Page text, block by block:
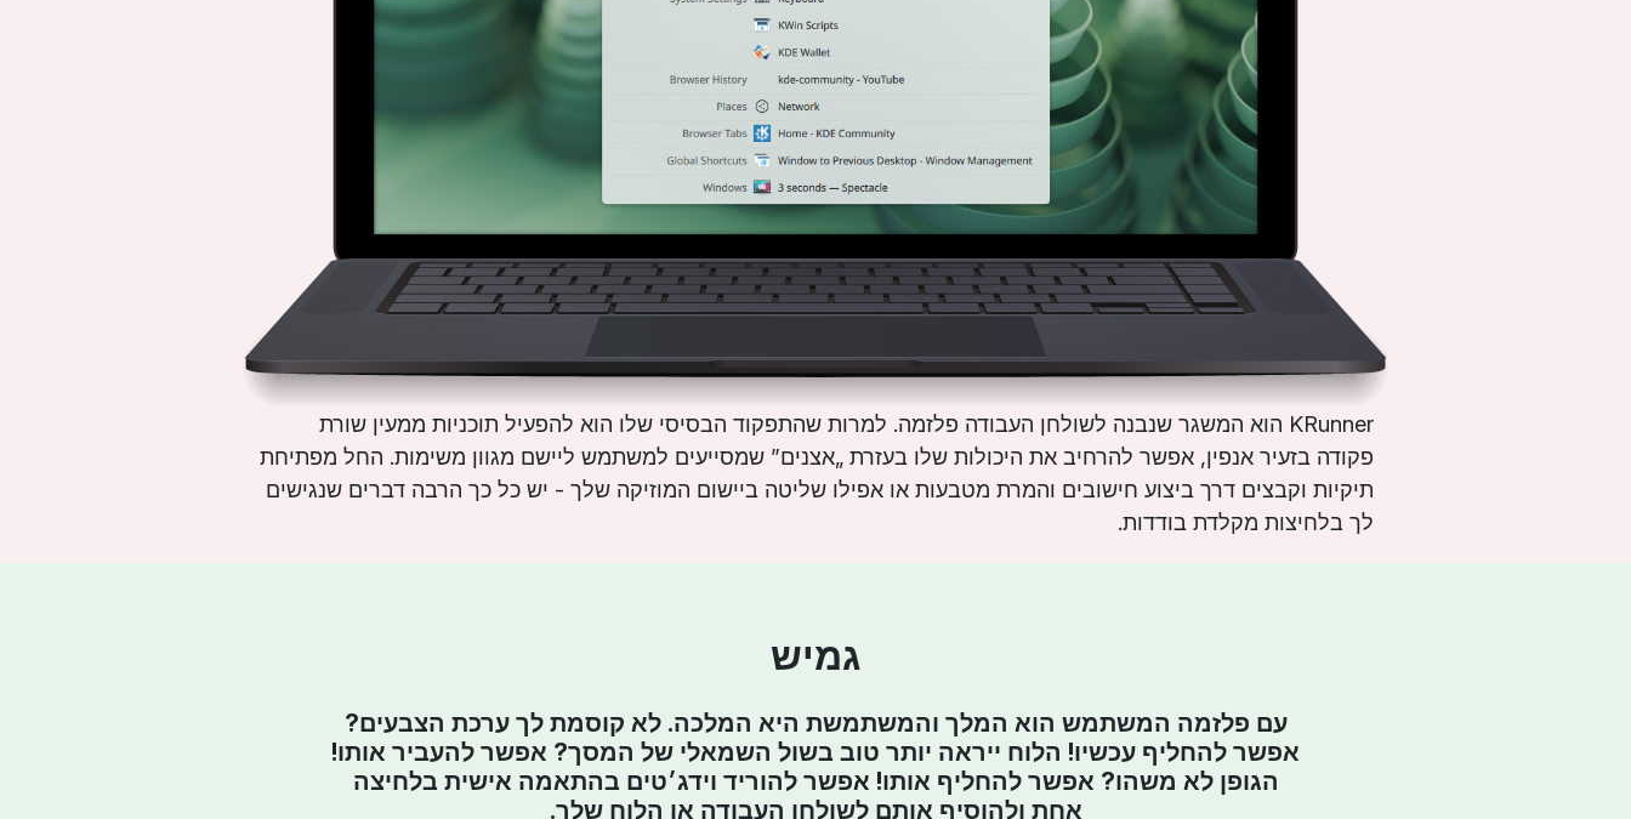
KRunner הוא המשגר שנבנה לשולחן העבודה פלזמה. למרות שהתפקוד הבסיסי שלו הוא להפעיל תוכניות ממעין שורת
פקודה בזעיר אנפין, אפשר להרחיב את היכולות שלו בעזרת „אצנים” שמסייעים למשתמש ליישם מגוון משימות. החל מפתיחת
תיקיות וקבצים דרך ביצוע חישובים והמרת מטבעות או אפילו שליטה ביישום המוזיקה שלך - יש כל כך הרבה דברים שנגישים
לך בלחיצות מקלדת בודדות.
גמיש
עם פלזמה המשתמש הוא המלך והמשתמשת היא המלכה. לא קוסמת לך ערכת הצבעים?
אפשר להחליף עכשיו! הלוח ייראה יותר טוב בשול השמאלי של המסך? אפשר להעביר אותו!
הגופן לא משהו? אפשר להחליף אותו! אפשר להוריד וידג׳טים בהתאמה אישית בלחיצה
אחת ולהוסיף אותם לשולחן העבודה או הלוח שלך.